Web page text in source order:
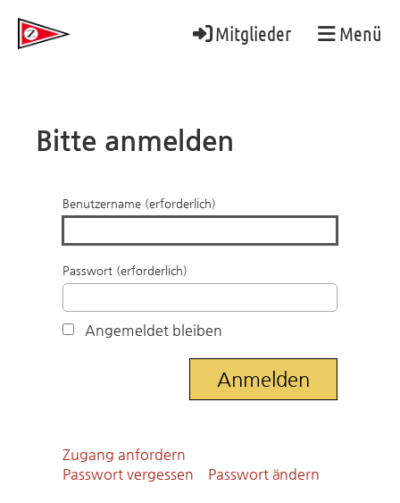
Mitglieder Menü
Bitte anmelden
Benutzername (erforderlich)
Passwort (erforderlich)
Angemeldet bleiben
Zugang anfordern
Passwort vergessen
Passwort ändern